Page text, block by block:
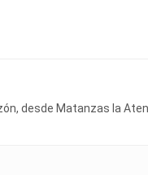
desde Matanzas la